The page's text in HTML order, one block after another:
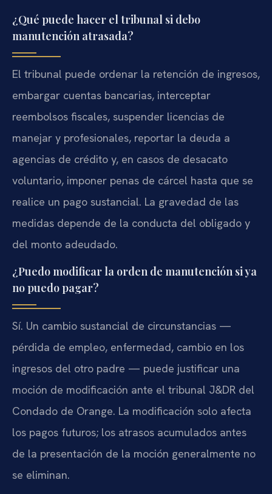
¿Qué puede hacer el tribunal si debo
manutención atrasada?
El tribunal puede ordenar la retención de ingresos,
embargar cuentas bancarias, interceptar
reembolsos fiscales, suspender licencias de
manejar y profesionales, reportar la deuda a
agencias de crédito y, en casos de desacato
voluntario, imponer penas de cárcel hasta que se
realice un pago sustancial. La gravedad de las
medidas depende de la conducta del obligado y
del monto adeudado.
¿Puedo modificar la orden de manutención si ya
no puedo pagar?
Sí. Un cambio sustancial de circunstancias —
pérdida de empleo, enfermedad, cambio en los
ingresos del otro padre — puede justificar una
moción de modificación ante el tribunal J&DR del
Condado de Orange. La modificación solo afecta
los pagos futuros; los atrasos acumulados antes
de la presentación de la moción generalmente no
se eliminan.